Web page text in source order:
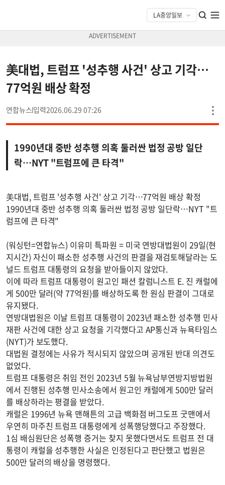
美대법, 트럼프 '성추행 사건' 상고 기각…
77억원 배상 확정
연합뉴스 2026.06.29 07:26
1990년대 중반 성추행 의혹 둘러싼 법정 공방 일단
락…NYT "트럼프에 큰 타격"
美대법, 트럼프 '성추행 사건' 상고 기각…77억원 배상 확정
1990년대 중반 성추행 의혹 둘러싼 법정 공방 일단락…NYT "트
럼프에 큰 타격"
(워싱턴=연합뉴스) 이유미 특파원 = 미국 연방대법원이 29일(현
지시간) 자신이 패소한 성추행 사건의 판결을 재검토해달라는 도
널드 트럼프 대통령의 요청을 받아들이지 않았다.
이에 따라 트럼프 대통령이 원고인 패션 칼럼니스트 E. 진 캐럴에
게 500만 달러(약 77억원)를 배상하도록 한 원심 판결이 그대로
유지됐다.
연방대법원은 이날 트럼프 대통령이 2023년 패소한 성추행 민사
재판 사건에 대한 상고 요청을 기각했다고 AP통신과 뉴욕타임스
(NYT)가 보도했다.
대법원 결정에는 사유가 적시되지 않았으며 공개된 반대 의견도
없었다.
트럼프 대통령은 취임 전인 2023년 5월 뉴욕남부연방지방법원
에서 진행된 성추행 민사소송에서 원고인 캐럴에게 500만 달러
를 배상하라는 평결을 받았다.
캐럴은 1996년 뉴욕 맨해튼의 고급 백화점 버그도프 굿맨에서
우연히 마주친 트럼프 대통령에게 성폭행당했다고 주장했다.
1심 배심원단은 성폭행 증거는 찾지 못했다면서도 트럼프 전 대
통령이 캐럴을 성추행한 사실은 인정된다고 판단했고 법원은
500만 달러의 배상을 명령했다.